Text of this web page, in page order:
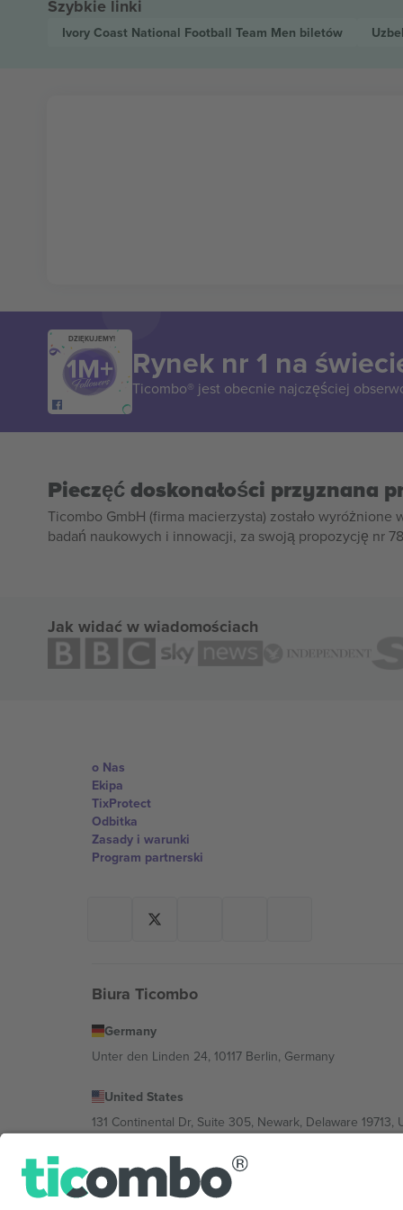
Szybkie linki
Ivory Coast National Football Team Men biletów
DZIĘKUJEMY!
Rynek nr 1 na
Ticombo® jest obecnie najczęściej
Pieczęć doskonałości przyznana
Ticombo GmbH (firma macierzysta) zostało
badań naukowych i innowacji, za swoją propozycję nr
Jak widać w wiadomościach
o Nas
Ekipa
TixProtect
Odbitka
Zasady i warunki
Program partnerski
Biura Ticombo
Germany
Unter den Linden 24, 10117 Berlin, Germany
United States
131 Continental Dr, Suite 305, Newark, Delaware 19713,
Bulgaria
Regus Sofia City West, bul Totleben 53-55, 1606 Sofia,